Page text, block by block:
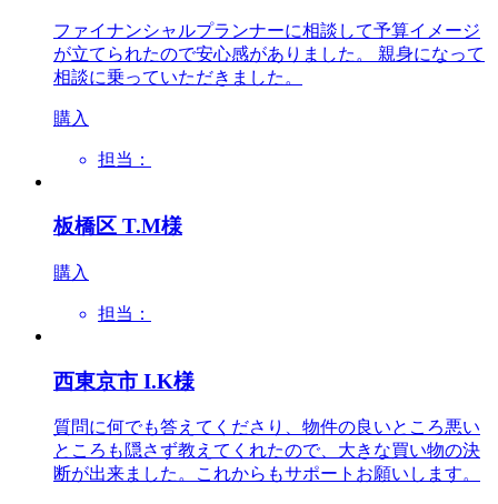
ファイナンシャルプランナーに相談して予算イメージ
が立てられたので安心感がありました。 親身になって
相談に乗っていただきました。
購入
担当：
板橋区 T.M様
購入
担当：
西東京市 I.K様
質問に何でも答えてくださり、物件の良いところ悪い
ところも隠さず教えてくれたので、大きな買い物の決
断が出来ました。これからもサポートお願いします。